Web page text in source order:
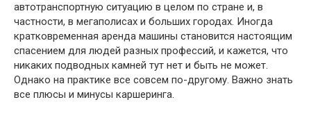
автотранспортную ситуацию в целом по стране и, в
частности, в мегаполисах и больших городах. Иногда
кратковременная аренда машины становится настоящим
спасением для людей разных профессий, и кажется, что
никаких подводных камней тут нет и быть не может.
Однако на практике все совсем по-другому. Важно знать
все плюсы и минусы каршеринга.